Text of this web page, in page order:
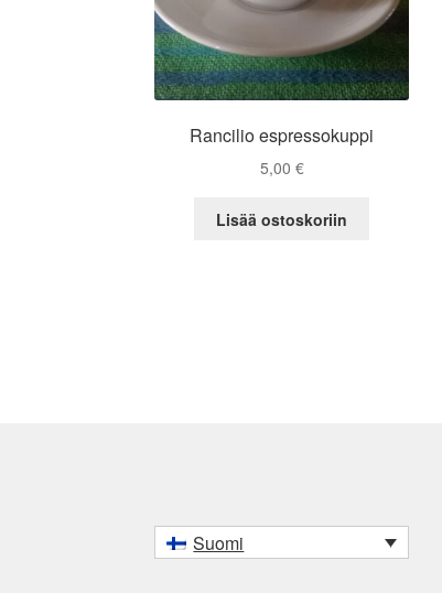
Rancilio espressokuppi
5,00 €
Lisää ostoskoriin
Suomi